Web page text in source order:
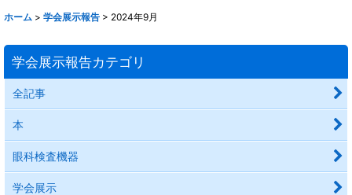
ホーム > 学会展示報告 > 2024年9月
学会展示報告カテゴリ
全記事
本
眼科検査機器
学会展示